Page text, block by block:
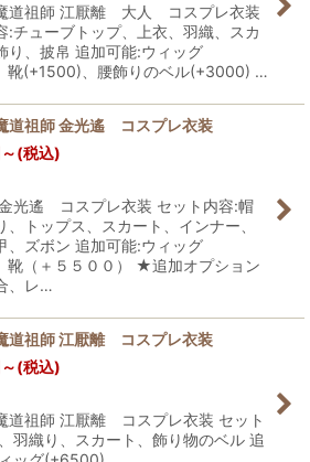
絞り込む
魔道祖師 江厭離 大人 コスプレ衣装
:チューブトップ、上衣、羽織、スカ
り、披帛 追加可能:ウィッグ
靴(+1500)、腰飾りのベル(+3000) …
道祖師 金光遙 コスプレ衣装
～(税込)
光遙 コスプレ衣装 セット内容:帽
、トップス、スカート、インナー、
、ズボン 追加可能:ウィッグ
靴（＋５５００） ★追加オプション
、レ…
道祖師 江厭離 コスプレ衣装
～(税込)
道祖師 江厭離 コスプレ衣装 セット
羽織り、スカート、飾り物のベル 追